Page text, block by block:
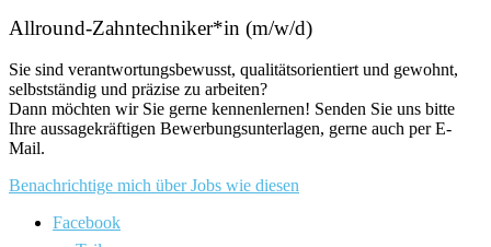
Allround-Zahntechniker*in (m/w/d)
Sie sind verantwortungsbewusst, qualitätsorientiert und gewohnt,
selbstständig und präzise zu arbeiten?
Dann möchten wir Sie gerne kennenlernen! Senden Sie uns bitte
Ihre aussagekräftigen Bewerbungsunterlagen, gerne auch per E-
Mail.
Benachrichtige mich über Jobs wie diesen
Facebook